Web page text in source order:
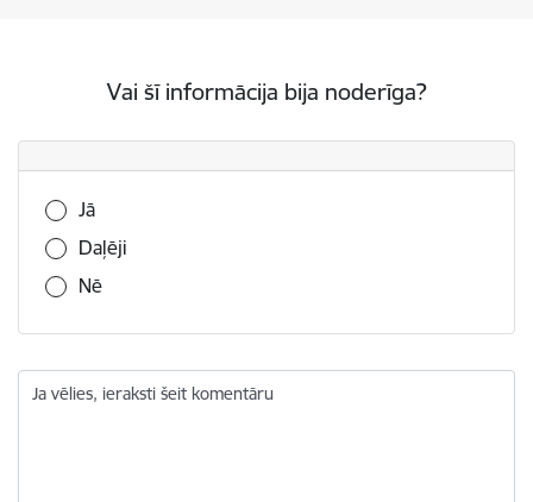
Vai šī informācija bija noderīga?
Vai šī informācija bija noderīga?
Jā
Daļēji
Nē
Ja vēlies, ieraksti šeit komentāru